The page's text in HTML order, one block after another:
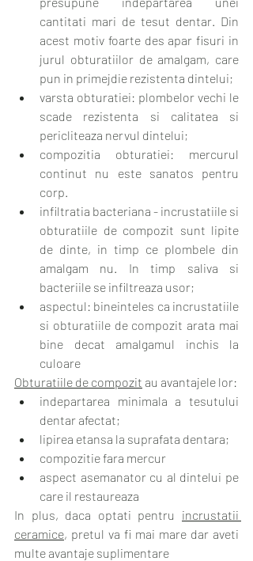
cantitati mari de tesut dentar. Din
acest motiv foarte des apar fisuri in
jurul obturatiilor de amalgam, care
pun in primejdie rezistenta dintelui;
varsta obturatiei: plombelor vechi le
scade rezistenta si calitatea si
pericliteaza nervul dintelui;
compozitia obturatiei: mercurul
continut nu este sanatos pentru
corp.
infiltratia bacteriana - incrustatiile si
obturatiile de compozit sunt lipite
de dinte, in timp ce plombele din
amalgam nu. In timp saliva si
bacteriile se infiltreaza usor;
aspectul: bineinteles ca incrustatiile
si obturatiile de compozit arata mai
bine decat amalgamul inchis la
culoare
Obturatiile de compozit au avantajele lor:
indepartarea minimala a tesutului
dentar afectat;
lipirea etansa la suprafata dentara;
compozitie fara mercur
aspect asemanator cu al dintelui pe
care il restaureaza
In plus, daca optati pentru incrustatii
ceramice, pretul va fi mai mare dar aveti
multe avantaje suplimentare